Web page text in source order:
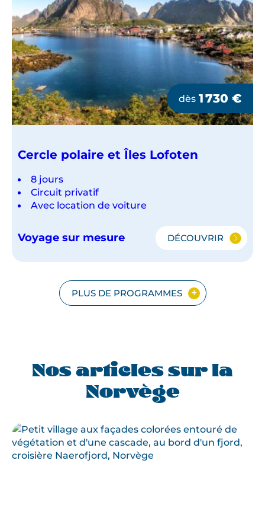
dès 1 730 €
Cercle polaire et Îles Lofoten
8 jours
Circuit privatif
Avec location de voiture
Voyage sur mesure DÉCOUVRIR
CERCLE
ÎLES
LOFOTEN
PLUS DE PROGRAMMES
Nos articles sur la
Norvège